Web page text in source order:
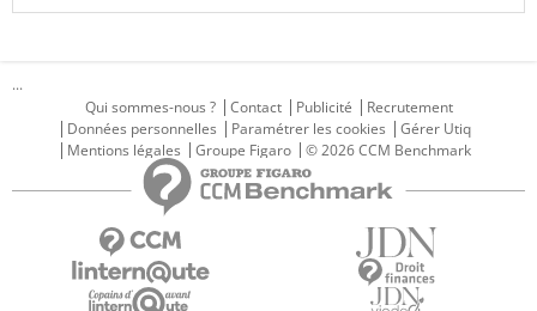
...
Qui sommes-nous ?
Contact Publicité
Recrutement
Données personnelles
Paramétrer les cookies
Gérer Utiq
Mentions légales
Groupe Figaro © 2026 CCM Benchmark